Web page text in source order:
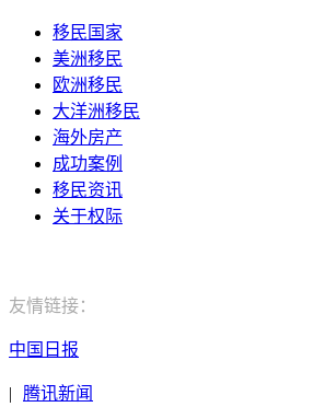
移民国家
美洲移民
欧洲移民
大洋洲移民
海外房产
成功案例
移民资讯
关于权际
友情链接：
中国日报
| 腾讯新闻